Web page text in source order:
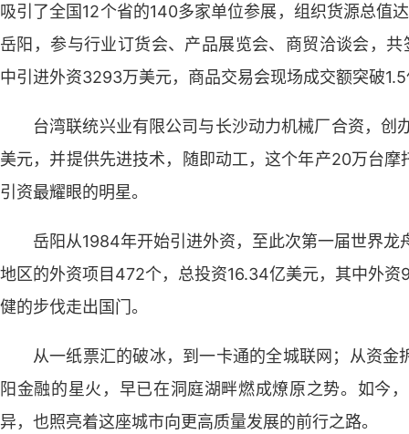
吸引了全国12个省的140多家单位参展，组织货源总值
岳阳，参与行业订货会、产品展览会、商贸洽谈会，
中引进外资3293万美元，商品交易会现场成交额突破
台湾联统兴业有限公司与长沙动力机械厂合资，创
美元，并提供先进技术，随即动工，这个年产20万台
引资最耀眼的明星。
岳阳从1984年开始引进外资，至此次第一届世界
地区的外资项目472个，总投资16.34亿美元，其中外
健的步伐走出国门。
从一纸票汇的破冰，到一卡通的全城联网；从资
阳金融的星火，早已在洞庭湖畔燃成燎原之势。如今
异，也照亮着这座城市向更高质量发展的前行之路。